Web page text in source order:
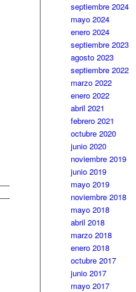
septiembre 2024
mayo 2024
enero 2024
septiembre 2023
agosto 2023
septiembre 2022
marzo 2022
enero 2022
abril 2021
febrero 2021
octubre 2020
junio 2020
noviembre 2019
junio 2019
mayo 2019
noviembre 2018
mayo 2018
abril 2018
marzo 2018
enero 2018
octubre 2017
junio 2017
mayo 2017